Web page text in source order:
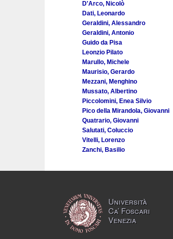
D'Arco, Nicolò
Dati, Leonardo
Geraldini, Alessandro
Geraldini, Antonio
Guido da Pisa
Leonzio Pilato
Marullo, Michele
Maurisio, Gerardo
Mezzani, Menghino
Mussato, Albertino
Piccolomini, Enea Silvio
Pico della Mirandola, Giovanni
Quatrario, Giovanni
Salutati, Coluccio
Vitelli, Lorenzo
Zanchi, Basilio
Università
Ca’ Foscari
Venezia